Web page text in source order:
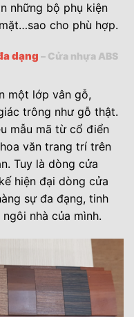
những bộ phụ kiện
cho phù hợp.
dạng – Cửa nhựa ABS
một lớp vân gỗ,
trông như gỗ thật.
mẫu mã từ cổ điển
văn trang trí trên
Tuy là dòng cửa
hiện đại dòng cửa
sự đa đạng, tinh
nhà của mình.